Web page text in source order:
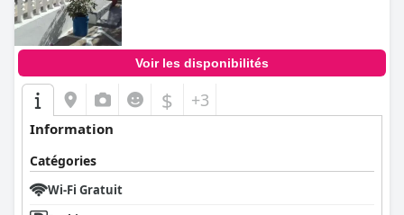
Voir les disponibilités
$ +3
Information
Catégories
Wi-Fi Gratuit